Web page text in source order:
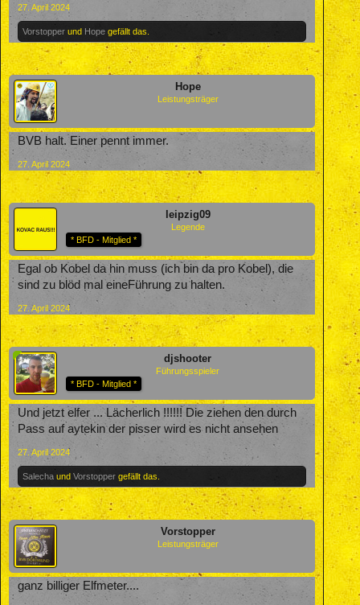
27. April 2024
Vorstopper und Hope gefällt das.
Hope
Leistungsträger
BVB halt. Einer pennt immer.
27. April 2024
leipzig09
Legende
* BFD - Mitglied *
Egal ob Kobel da hin muss (ich bin da pro Kobel), die
sind zu blöd mal eineFührung zu halten.
27. April 2024
djshooter
Führungsspieler
* BFD - Mitglied *
Und jetzt elfer ... Lächerlich !!!!!! Die ziehen den durch
Pass auf aytekin der pisser wird es nicht ansehen
27. April 2024
Salecha und Vorstopper gefällt das.
Vorstopper
Leistungsträger
ganz billiger Elfmeter....